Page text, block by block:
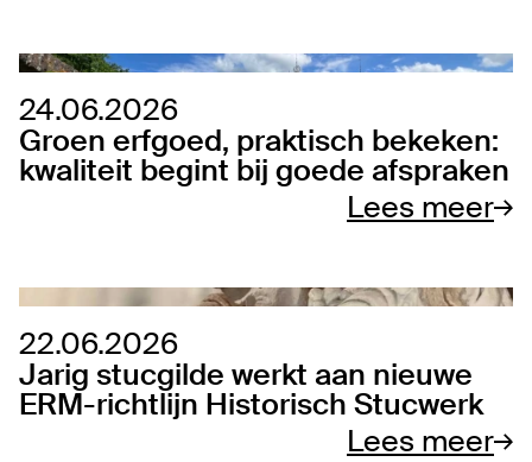
Groen erfgoed, praktisch bekeken:
kwaliteit begint bij goede afspraken
24.06.2026
Lees meer
Jarig stucgilde werkt aan nieuwe
ERM-richtlijn Historisch Stucwerk
22.06.2026
Lees meer